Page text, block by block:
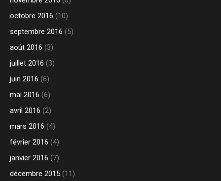
octobre 2016 (10)
septembre 2016 (5)
août 2016 (3)
juillet 2016 (3)
juin 2016 (6)
mai 2016 (6)
avril 2016 (2)
mars 2016 (4)
février 2016 (4)
janvier 2016 (7)
décembre 2015 (11)